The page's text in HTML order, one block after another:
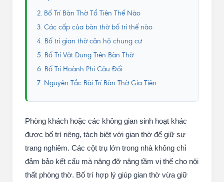
2. Bố Trí Bàn Thờ Tổ Tiên Thế Nào
3. Các cấp của bàn thờ bố trí thế nào
4. Bố trí gian thờ căn hộ chung cư
5. Bố Trí Vật Dụng Trên Bàn Thờ
6. Bố Trí Hoành Phi Câu Đối
7. Nguyên Tắc Bài Trí Bàn Thờ Gia Tiên
Phòng khách hoặc các không gian sinh hoạt khác
được bố trí riêng, tách biệt với gian thờ để giữ sự
trang nghiêm. Các cột trụ lớn trong nhà không chỉ
đảm bảo kết cấu mà nâng đỡ nâng tầm vị thế cho nội
thất phòng thờ. Bố trí hợp lý giúp gian thờ vừa giữ